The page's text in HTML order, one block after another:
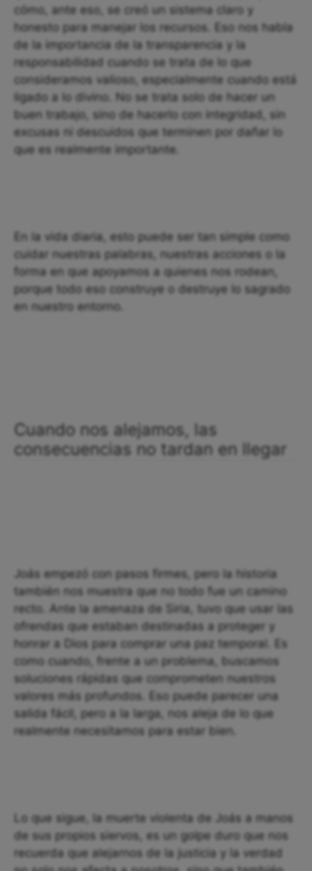
cómo, ante eso, se creó un sistema claro y
honesto para manejar los recursos. Eso nos habla
de la importancia de la transparencia y la
responsabilidad cuando se trata de lo que
consideramos valioso, especialmente cuando está
ligado a lo divino. No se trata solo de hacer un
buen trabajo, sino de hacerlo con integridad, sin
excusas ni descuidos que terminen por dañar lo
que es realmente importante.
En la vida diaria, esto puede ser tan simple como
cuidar nuestras palabras, nuestras acciones o la
forma en que apoyamos a quienes nos rodean,
porque todo eso construye o destruye lo sagrado
en nuestro entorno.
Cuando nos alejamos, las
consecuencias no tardan en llegar
Joás empezó con pasos firmes, pero la historia
también nos muestra que no todo fue un camino
recto. Ante la amenaza de Siria, tuvo que usar las
ofrendas que estaban destinadas a proteger y
honrar a Dios para comprar una paz temporal. Es
como cuando, frente a un problema, buscamos
soluciones rápidas que comprometen nuestros
valores más profundos. Eso puede parecer una
salida fácil, pero a la larga, nos aleja de lo que
realmente necesitamos para estar bien.
Lo que sigue, la muerte violenta de Joás a manos
de sus propios siervos, es un golpe duro que nos
recuerda que alejarnos de la justicia y la verdad